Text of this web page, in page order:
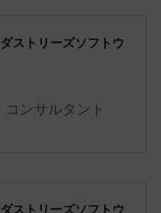
ストリーズソフトウ
ンサルタント
ストリーズソフトウ